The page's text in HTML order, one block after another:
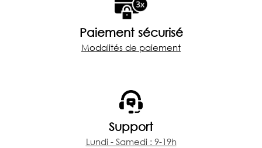
Paiement sécurisé
Modalités de paiement
Support
Lundi - Samedi : 9-19h